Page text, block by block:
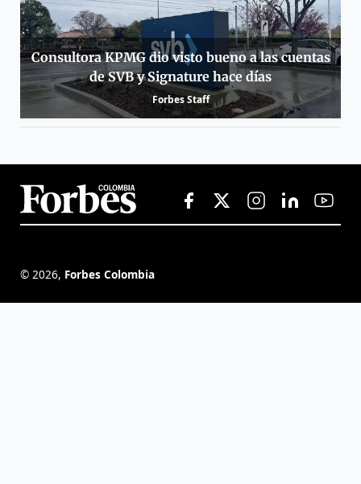
Consultora KPMG dio visto bueno a las cuentas
de SVB y Signature hace días
Forbes Staff
© 2026, Forbes Colombia